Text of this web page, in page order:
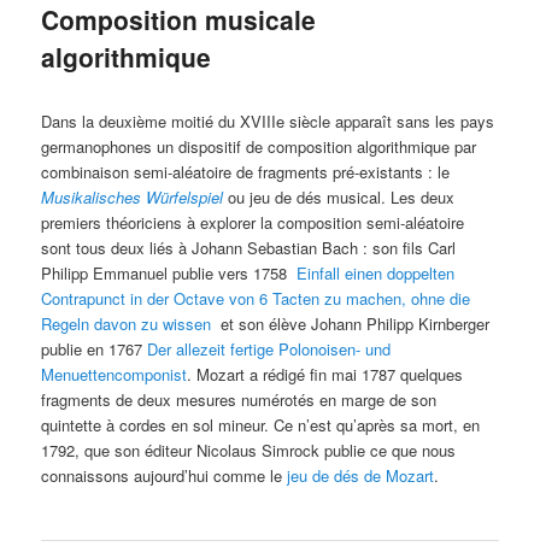
Composition musicale
algorithmique
Dans la deuxième moitié du XVIIIe siècle apparaît sans les pays
germanophones un dispositif de composition algorithmique par
combinaison semi-aléatoire de fragments pré-existants : le
Musikalisches Würfelspielou jeu de dés musical. Les deux
premiers théoriciens à explorer la composition semi-aléatoire
sont tous deux liés à Johann Sebastian Bach : son fils Carl
Philipp Emmanuel publie vers 1758 Einfall einen doppelten
Contrapunct in der Octave von 6 Tacten zu machen, ohne die
Regeln davon zu wissen et son élève Johann Philipp Kirnberger
publie en 1767 Der allezeit fertige Polonoisen- und
Menuettencomponist. Mozart a rédigé fin mai 1787 quelques
fragments de deux mesures numérotés en marge de son
quintette à cordes en sol mineur. Ce n’est qu’après sa mort, en
1792, que son éditeur Nicolaus Simrock publie ce que nous
connaissons aujourd’hui comme lejeu de dés de Mozart.